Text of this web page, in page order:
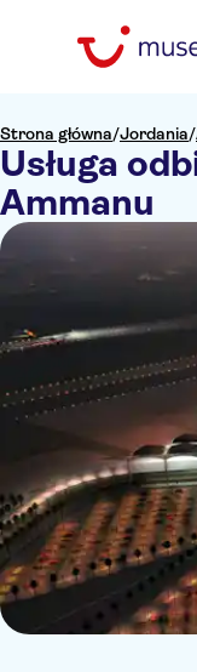
Strona główna/Jordania/
Usługa
Ammanu